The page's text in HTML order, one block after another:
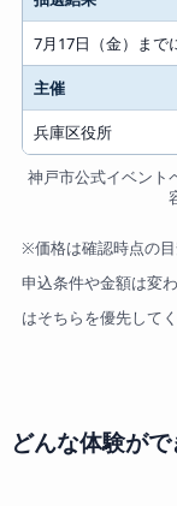
7月17日（金）まで
主催
兵庫区役所
神戸市公式イベント
※価格は確認時点の目
申込条件や金額は変
はそちらを優先してく
どんな体験がで